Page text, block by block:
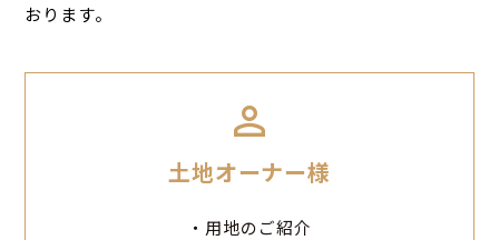
おります。
土地オーナー様
用地のご紹介